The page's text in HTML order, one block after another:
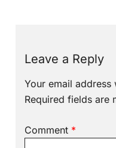
Leave a Reply
Your email
Required fields are
Comment *